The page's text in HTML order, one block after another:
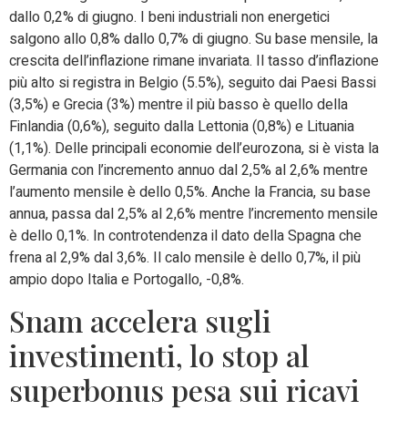
dallo 0,2% di giugno. I beni industriali non energetici
salgono allo 0,8% dallo 0,7% di giugno. Su base mensile, la
crescita dell’inflazione rimane invariata. Il tasso d’inflazione
più alto si registra in Belgio (5.5%), seguito dai Paesi Bassi
(3,5%) e Grecia (3%) mentre il più basso è quello della
Finlandia (0,6%), seguito dalla Lettonia (0,8%) e Lituania
(1,1%). Delle principali economie dell’eurozona, si è vista la
Germania con l’incremento annuo dal 2,5% al 2,6% mentre
l’aumento mensile è dello 0,5%. Anche la Francia, su base
annua, passa dal 2,5% al 2,6% mentre l’incremento mensile
è dello 0,1%. In controtendenza il dato della Spagna che
frena al 2,9% dal 3,6%. Il calo mensile è dello 0,7%, il più
ampio dopo Italia e Portogallo, -0,8%.
Snam accelera sugli
investimenti, lo stop al
superbonus pesa sui ricavi